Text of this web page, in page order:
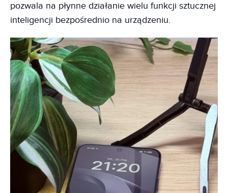
pozwala na płynne działanie wielu funkcji sztucznej
inteligencji bezpośrednio na urządzeniu.